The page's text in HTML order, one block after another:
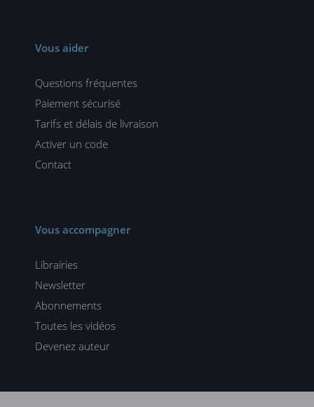
Vous aider
Questions fréquentes
Paiement sécurisé
Tarifs et délais de livraison
Activer un code
Contact
Vous accompagner
Librairies
Newsletter
Abonnements
Toutes les vidéos
Devenez auteur